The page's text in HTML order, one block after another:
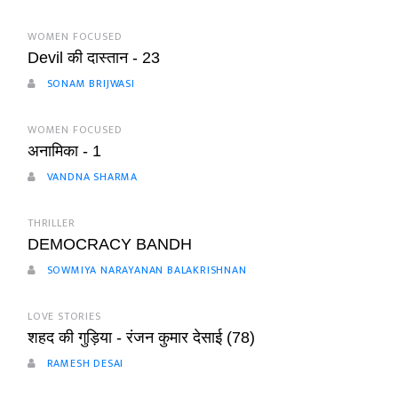
WOMEN FOCUSED
Devil की दास्तान - 23
SONAM BRIJWASI
WOMEN FOCUSED
अनामिका - 1
VANDNA SHARMA
THRILLER
DEMOCRACY BANDH
SOWMIYA NARAYANAN BALAKRISHNAN
LOVE STORIES
शहद की गुड़िया - रंजन कुमार देसाई (78)
RAMESH DESAI